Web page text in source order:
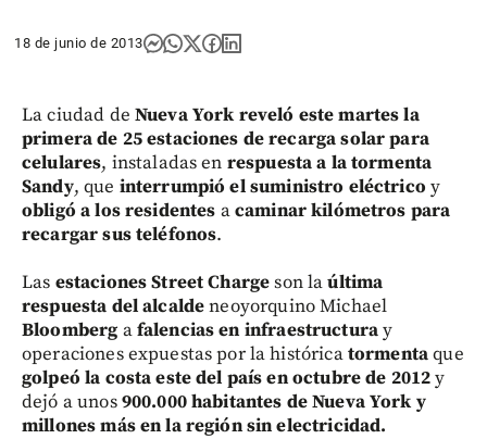
18 de junio de 2013
La ciudad de Nueva York reveló este martes la
primera de 25 estaciones de recarga solar para
celulares, instaladas en respuesta a la tormenta
Sandy, que interrumpió el suministro eléctrico y
obligó a los residentes acaminar kilómetros para
recargar sus teléfonos.
Las estaciones Street Chargeson laúltima
respuesta del alcaldeneoyorquino Michael
Bloomberg afalencias en infraestructuray
operaciones expuestas por la históricatormentaque
golpeó la costa este del país en octubre de 2012y
dejó a unos900.000 habitantes de Nueva York y
millones más en la región sin electricidad.